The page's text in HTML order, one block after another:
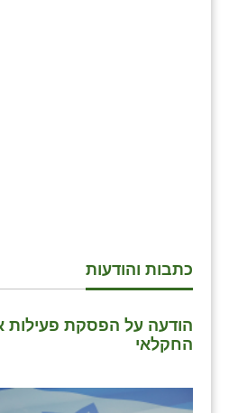
כתבות והודעות
הודעה על הפסקת פעילות
החקלאי